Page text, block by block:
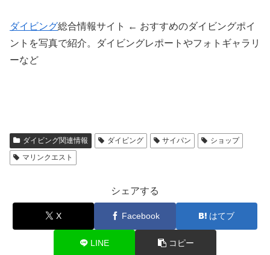
ダイビング総合情報サイト ← おすすめのダイビングポイ
ントを写真で紹介。ダイビングレポートやフォトギャラリ
ーなど
ダイビング関連情報 ダイビング サイパン
ショップ
マリンクエスト
シェアする
X Facebook はてブ
LINE コピー